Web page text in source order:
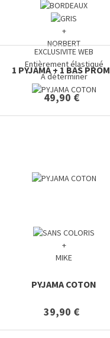
+
NORBERT
1 PYJAMA + 1 BAS
49,90 €
EXCLUSIVITE WEB
Entièrement élastiqué
A déterminer
+
MIKE
PYJAMA COTON
39,90 €